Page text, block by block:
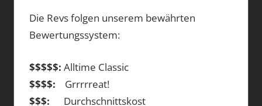
Die Revs folgen unserem bewährten
Bewertungssystem:
$$$$$: Alltime Classic
$$$$: Grrrrreat!
$$$: Durchschnittskost